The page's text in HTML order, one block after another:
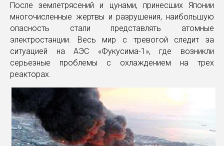
После землетрясений и цунами, принесших Японии
многочисленные жертвы и разрушения, наибольшую
опасность стали представлять атомные
электростанции. Весь мир с тревогой следит за
ситуацией на АЭС «Фукусима-1», где возникли
серьезные проблемы с охлаждением на трех
реакторах.